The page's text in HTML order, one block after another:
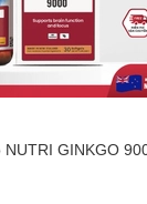
GINKGO